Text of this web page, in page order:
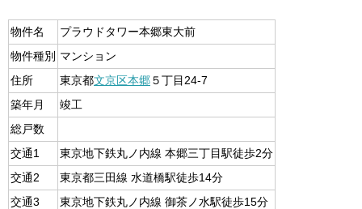
物件名
プラウドタワー本郷東大前
物件種別 マンション
住所
東京都文京区本郷 ５丁目24-7
築年月
竣工
総戸数
交通1
東京地下鉄丸ノ内線 本郷三丁目駅徒歩2分
交通2
東京都三田線 水道橋駅徒歩14分
交通3
東京地下鉄丸ノ内線 御茶ノ水駅徒歩15分